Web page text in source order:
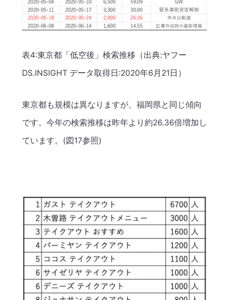
表4:東京都「低空後」検索推移（出典:ヤフー
DS.INSIGHT データ取得日:2020年6月21日）
東京都も規模は異なりますが、福岡県と同じ傾向
です。今年の検索推移は昨年より約26.36倍増加し
ています。(図17参照)